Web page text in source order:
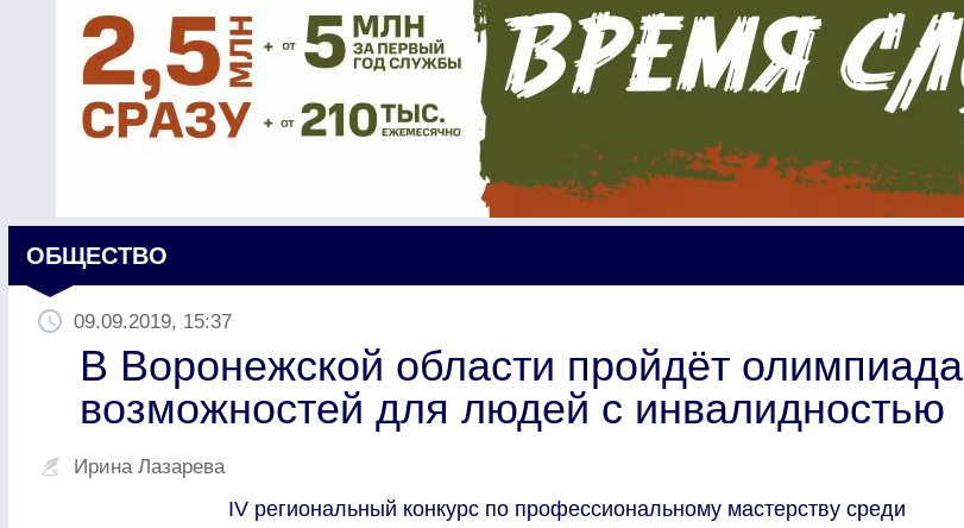
ОБЩЕСТВО
09.09.2019, 15:37
В Воронежской области пройдёт олимпиада
возможностей для людей с инвалидностью
Ирина Лазарева
IV региональный конкурс по профессиональному мастерству среди